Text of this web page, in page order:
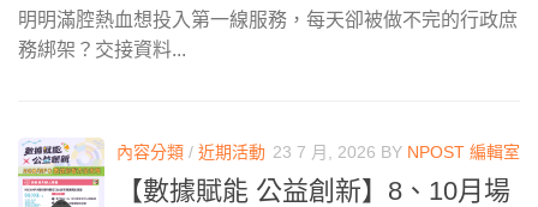
明明滿腔熱血想投入第一線服務，每天卻被做不完的行政庶
務綁架？交接資料...
內容分類 / 近期活動 23 7 月, 2026 BY NPOST 編輯室
【數據賦能 公益創新】8、10月場